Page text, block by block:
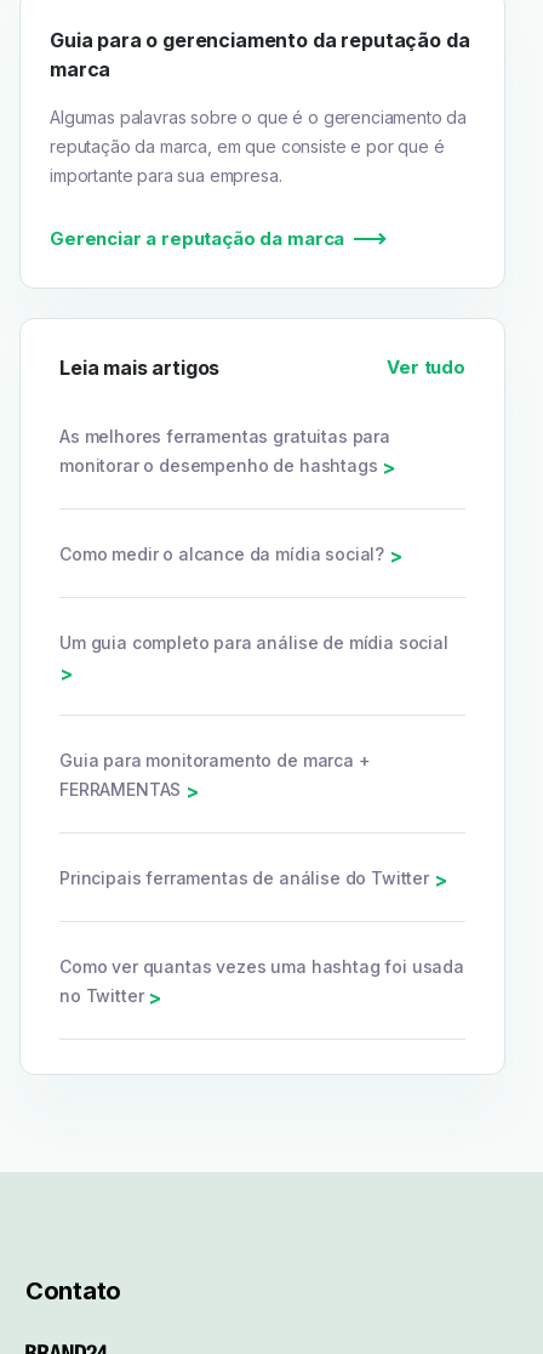
Guia para o gerenciamento da reputação da
marca
Algumas palavras sobre o que é o gerenciamento da
reputação da marca, em que consiste e por que é
importante para sua empresa.
Gerenciar a reputação da marca
Leia mais artigos Ver tudo
As melhores ferramentas gratuitas para
monitorar o desempenho de hashtags >
Como medir o alcance da mídia social? >
Um guia completo para análise de mídia social
>
Guia para monitoramento de marca +
FERRAMENTAS >
Principais ferramentas de análise do Twitter >
Como ver quantas vezes uma hashtag foi usada
no Twitter >
Contato